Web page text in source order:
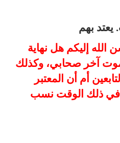
يعتد بهم
: أحسن الله إليكم هل نهاية
آخر صحابي، وكذلك
أم أن المعتبر
في ذلك الوقت نسب